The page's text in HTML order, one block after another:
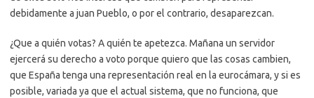
debidamente a juan Pueblo, o por el contrario, desaparezcan.
¿Que a quién votas? A quién te apetezca. Mañana un servidor
ejercerá su derecho a voto porque quiero que las cosas cambien,
que España tenga una representación real en la eurocámara, y si es
posible, variada ya que el actual sistema, que no funciona, que